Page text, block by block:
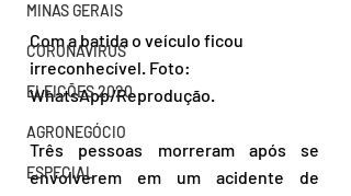
MINAS GERAIS
CORONAVÍRUS
ELEIÇÕES 2020
AGRONEGÓCIO
ESPECIAL
Com a batida o veículo ficou
irreconhecível. Foto:
WhatsApp/Reprodução.
Três pessoas morreram após se
envolverem em um acidente de